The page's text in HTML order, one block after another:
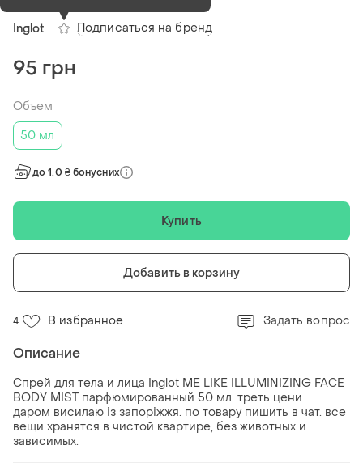
Inglot
Подписаться на бренд
95 грн
Объем
50 мл
до 1.0 ₴ бонусних
Купить
Добавить в корзину
4 В избранное Задать вопрос
Описание
Спрей для тела и лица Inglot ME LIKE ILLUMINIZING FACE
BODY MIST парфюмированный 50 мл. треть цени
даром висилаю із запоріжжя. по товару пишить в чат. все
вещи хранятся в чистой квартире, без животных и
зависимых.